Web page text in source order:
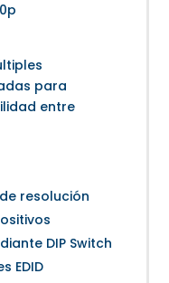
para
entre
resolución
DIP Switch
EDID